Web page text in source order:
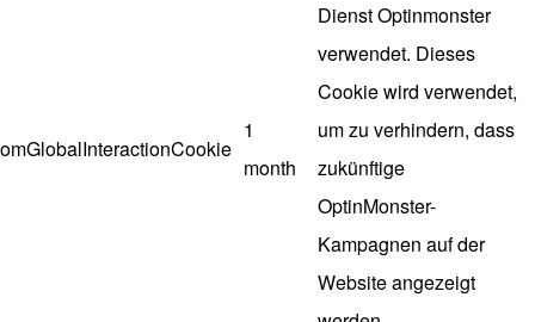
omGlobalInteractionCookie
1
month
Dienst Optinmonster
verwendet. Dieses
Cookie wird verwendet,
um zu verhindern, dass
zukünftige
OptinMonster-
Kampagnen auf der
Website angezeigt